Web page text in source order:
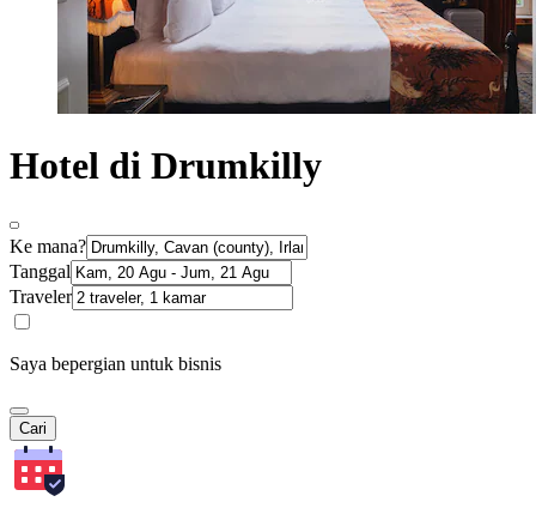
Hotel di Drumkilly
Ke mana?
Tanggal
Traveler
Saya bepergian untuk bisnis
Cari